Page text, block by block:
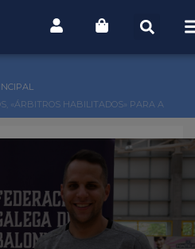
«ÁRBITROS HABILITADOS» PARA A